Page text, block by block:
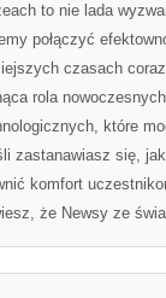
to nie lada
połączyć
czasach
rola
które
zastanawiasz się,
komfort
że Newsy ze